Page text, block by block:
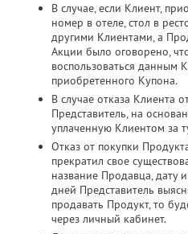
В случае, если Клиент,
номер в отеле, стол в
другими Клиентами, а
Акции было оговорено,
воспользоваться данным
приобретенного Купона.
В случае отказа Клиента
Представитель, на
уплаченную Клиентом за
Отказ от покупки
прекратил свое
название Продавца, дату
дней Представитель
продавать Продукт, то
через личный кабинет.